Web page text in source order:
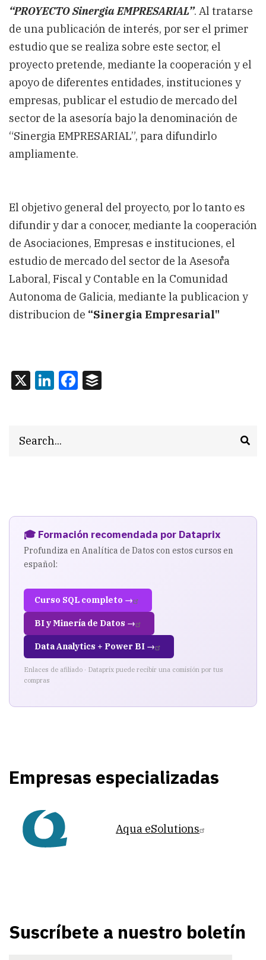
“PROYECTO Sinergia EMPRESARIAL”. Al tratarse
de una publicación de interés, por ser el primer
estudio que se realiza sobre este sector, el
proyecto pretende, mediante la cooperación y el
apoyo de diferentes entidades, instituciones y
empresas, publicar el estudio de mercado del
sector de la asesoría bajo la denominación de
“Sinergia EMPRESARIAL”, para difundirlo
ampliamente.
El objetivo general del proyecto, por lo tanto es
difundir y dar a conocer, mediante la cooperación
de Asociaciones, Empresas e instituciones, el
estudio de mercado del sector de la Asesorํa
Laboral, Fiscal y Contable en la Comunidad
Autonoma de Galicia, mediante la publicacion y
distribucion de “Sinergia Empresarial"
X LinkedIn
Facebook
🎓 Formación recomendada por Dataprix
Profundiza en Analítica de Datos con estos cursos en
español:
Curso SQL completo →
BI y Minería de Datos →
Data Analytics + Power BI →
Enlaces de afiliado · Dataprix puede recibir una comisión por tus
compras
Empresas especializadas
Aqua eSolutions
Suscríbete a nuestro boletín